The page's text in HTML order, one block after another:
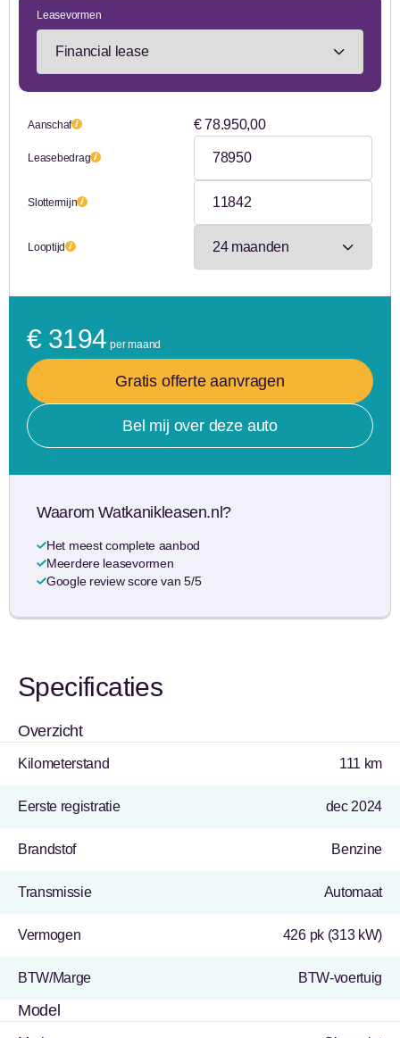
Leasevormen
Aanschaf € 78.950,00
Leasebedrag
Slottermijn
Looptijd
€ 3194 per maand
Gratis offerte aanvragen
Bel mij over deze auto
Waarom Watkanikleasen.nl?
Het meest complete aanbod
Meerdere leasevormen
Google review score van 5/5
Specificaties
Overzicht
Kilometerstand 111 km
Eerste registratie dec 2024
Brandstof Benzine
Transmissie Automaat
Vermogen 426 pk (313 kW)
BTW/Marge BTW-voertuig
Model